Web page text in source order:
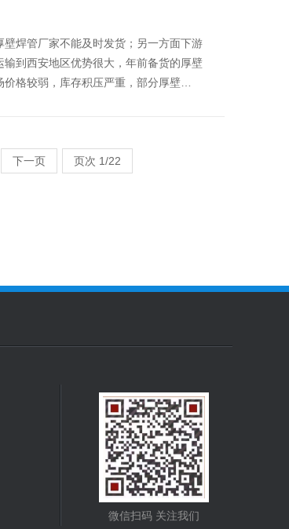
焊管厂家不能及时发货；另一方面下游
到西安地区优势很大，年前备货的厚壁
格较弱，库存积压严重，部分厚壁…
下一页 页次 1/22
微信扫码 关注我们